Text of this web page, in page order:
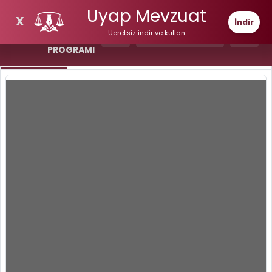
UYAP
MEVZUAT
PROGRAMI
Tema Seç
X Uyap Mevzuat
Ücretsiz indir ve kullan
İndir